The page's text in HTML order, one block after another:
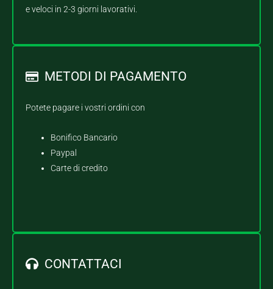
e veloci in 2-3 giorni lavorativi.
METODI DI PAGAMENTO
Potete pagare i vostri ordini con
Bonifico Bancario
Paypal
Carte di credito
CONTATTACI